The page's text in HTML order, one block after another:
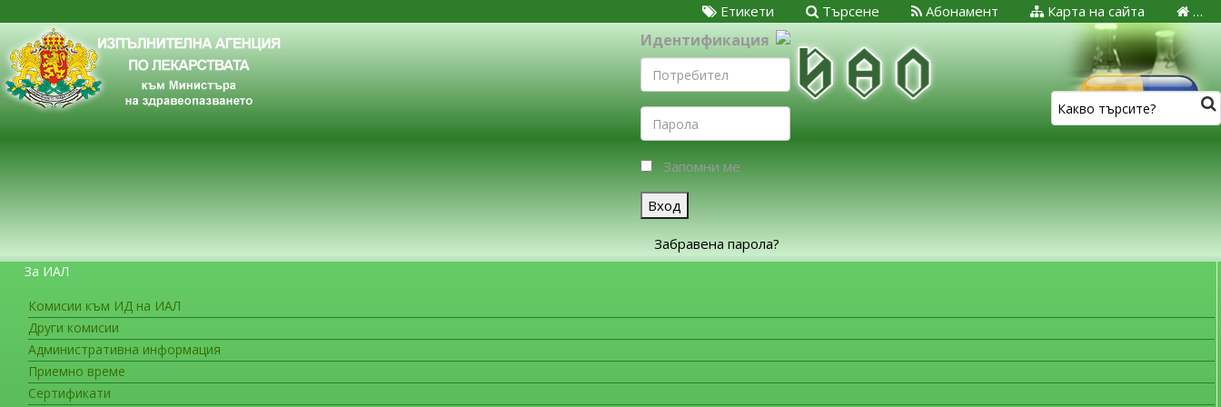
…
Карта на сайта
Абонамент
Търсене
Етикети
Идентификация
Запомни ме
Вход
Забравена парола?
За ИАЛ
Комисии към ИД на ИАЛ
Други комисии
Административна информация
Приемно време
Сертификати
ЗА ГРАЖДАНИТЕ